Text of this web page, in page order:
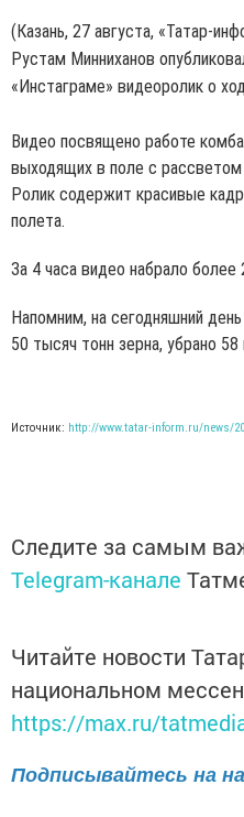
(Казань, 27 августа, «Татар-
Рустам Минниханов
«Инстаграме» видеоролик о
Видео посвящено работе
выходящих в поле с рассветом
Ролик содержит красивые
полета.
За 4 часа видео набрало
Напомним, на сегодняшний
50 тысяч тонн зерна, убрано
Источник: http://www.tatar-inform.ru/news/
Следите за самым
Telegram-канале
Читайте новости
национальном
https://max.ru/
Подписывайтесь на